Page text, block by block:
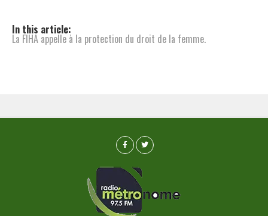
In this article:
La FIHA appelle à la protection du droit de la femme.